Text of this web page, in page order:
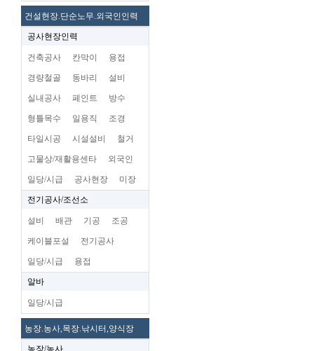
건설현장.단순노무.외국인인력
공사현장인력
건축공사 칸막이 용접
경량철골 동바리 설비
실내공사 페인트 방수
형틀목수 일용직 조경
타일시공 시설설비 철거
고물상/재활용센타 외국인
일당/시급 공사현장 미장
전기공사/조선소
설비 배관 기공 조공
케이블포설 전기공사
일당/시급 용접
알바
일당/시급
농장.농사,목장.낚시터,양식장
농장/농사